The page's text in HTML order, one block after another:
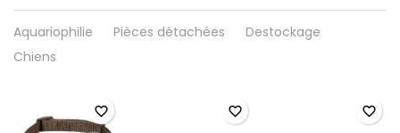
Aquariophilie Pièces détachées
Destockage
Chiens
favorite_border favorite_border favorite_border